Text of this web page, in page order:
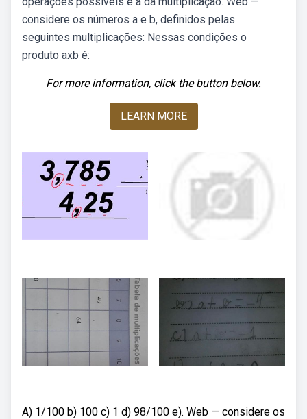
considere os números a e b, definidos pelas
seguintes multiplicações: Nessas condições o
produto axb é:
For more information, click the button below.
LEARN MORE
A) 1/100 b) 100 c) 1 d) 98/100 e). Web — considere os